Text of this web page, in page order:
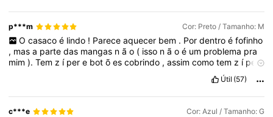
p***m Cor: Preto / Tamanho: M
O casaco é lindo ! Parece aquecer bem . Por dentro é fofinho
, masa partedas mangas não ( isso nãoé um problema pra
mim).Tem z í pere botõescobrindo ,assimcomotem z í per
Peguei
rsrs.Deu
certinho.Chegouemmenosde15diasemAracaju-SE(achei
r á pido
Útil (57)
c***e Cor: Azul / Tamanho: G